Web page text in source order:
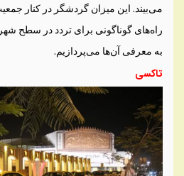
راه‌های گوناگونی برای تردد در سطح
به معرفی آن‌ها می‌پردازیم.
تاکسی